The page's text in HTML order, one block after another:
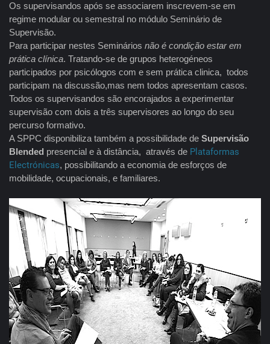
Os supervisandos após se associarem inscrevem-se em
regime modular ou semestral no módulo Seminário de
Supervisão.
Para participar nestes Seminários não é condição estar em
prática clínica. Tratando-se de grupos heterogéneos
participados por psicólogos com e sem prática clinica, todos
participam na discussão,mas nem todos apresentam casos.
Todos os supervisandos são encorajados a experimentar
supervisão com dois a três supervisores ao longo do seu
percurso formativo.
A SPPC disponibiliza também a possibilidade de Supervisão
Blended presencial e à distância, através de Plataformas
Electrónicas, possibilitando a economia de esforços de
mobilidade, ocupacionais, e familiares.